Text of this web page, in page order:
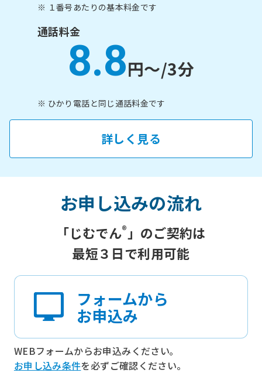
※ １番号あたりの基本料金です
通話料金
8.8円〜/3分
※ ひかり電話と同じ通話料金です
詳しく見る
お申し込みの流れ
「じむでん® 」のご契約は
最短３日で利用可能
フォームから
お申込み
WEBフォームからお申込みください｡
お申し込み条件を必ずご確認ください。